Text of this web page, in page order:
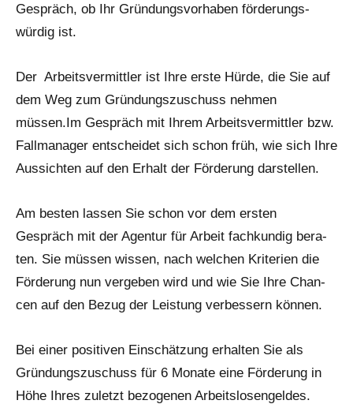
Gespräch, ob Ihr Grün­dungs­vor­haben förderungs­
würdig ist.
Der Arbeits­ver­mitt­ler ist Ihre ers­te Hür­de, die Sie auf
dem Weg zum Grün­dungs­zu­schuss neh­men
müssen.Im Gespräch mit Ihrem Arbeits­ver­mitt­ler bzw.
Fall­ma­na­ger ent­schei­det sich schon früh, wie sich Ihre
Aus­sich­ten auf den Erhalt der För­de­rung darstellen.
Am bes­ten las­sen Sie schon vor dem ers­ten
Gespräch mit der Agen­tur für Arbeit fach­kun­dig bera­
ten. Sie müs­sen wis­sen, nach wel­chen Kri­te­ri­en die
För­de­rung nun ver­ge­ben wird und wie Sie Ihre Chan­
cen auf den Bezug der Leis­tung ver­bes­sern können.
Bei einer posi­ti­ven Ein­schät­zung erhal­ten Sie als
Grün­dungs­zuschuss für 6 Mona­te eine För­de­rung in
Höhe Ihres zuletzt bezo­ge­nen Arbeits­lo­sen­gel­des.